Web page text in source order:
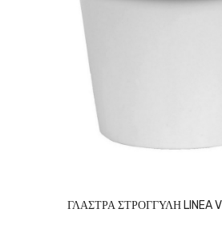
ΓΛΑΣΤΡΑ ΣΤΡΟΓΓΥΛΗ LINEA